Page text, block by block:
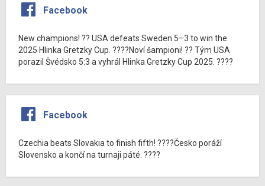
Facebook
New champions! ?? USA defeats Sweden 5–3 to win the
2025 Hlinka Gretzky Cup. ????Noví šampioni! ?? Tým USA
porazil Švédsko 5:3 a vyhrál Hlinka Gretzky Cup 2025. ????
Facebook
Czechia beats Slovakia to finish fifth! ????Česko poráží
Slovensko a končí na turnaji páté. ????